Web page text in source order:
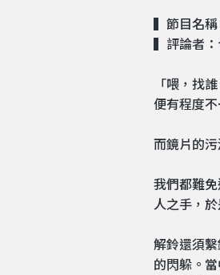
▍節目名
▍評論者
「喂，找
便有程度不
而鏡片的
我們都難
人之手，
解鈴還須
的閃躲。